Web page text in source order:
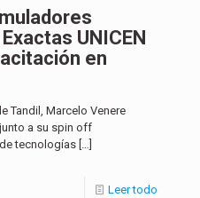
UNICEN
en
Tandil, Marcelo Venere
a su spin off
tecnologías […]
Leer todo